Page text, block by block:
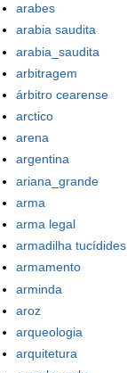
arabes
arabia saudita
arabia_saudita
arbitragem
árbitro cearense
arctico
arena
argentina
ariana_grande
arma
arma legal
armadilha tucídides
armamento
arminda
aroz
arqueologia
arquitetura